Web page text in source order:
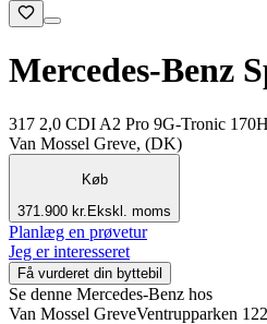
Mercedes-Benz
317 2,0 CDI A2 Pro 9G-Tronic
Van Mossel Greve, (DK)
Køb
371.900 kr. Ekskl. moms
Planlæg en prøvetur
Jeg er interesseret
Få vurderet din byttebil
Se denne Mercedes-Benz hos
Van Mossel GreveVentrupparken 12